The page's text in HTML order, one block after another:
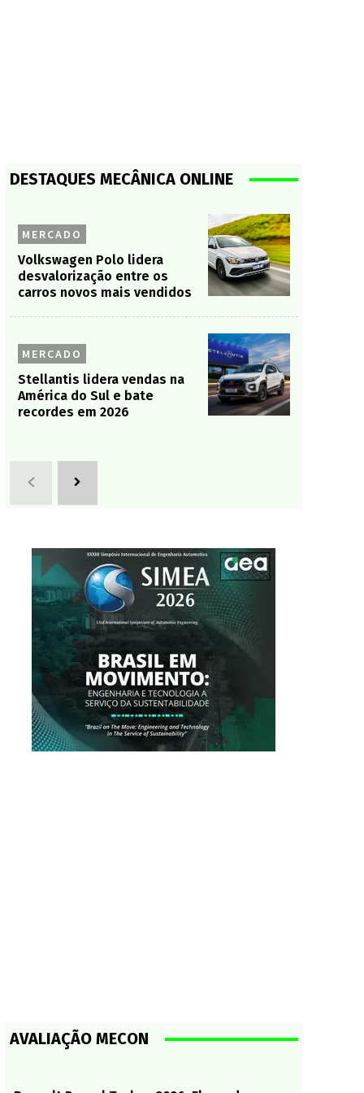
DESTAQUES MECÂNICA ONLINE
MERCADO
Volkswagen Polo lidera
desvalorização entre os
carros novos mais vendidos
MERCADO
Stellantis lidera vendas na
América do Sul e bate
recordes em 2026
AVALIAÇÃO MECON